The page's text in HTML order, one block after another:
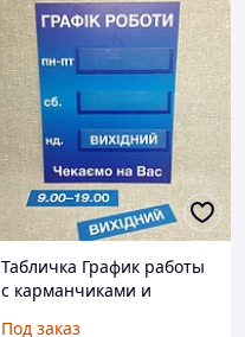
Табличка График работы
с карманчиками и
Под заказ